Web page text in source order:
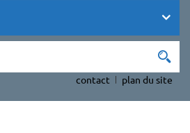
contact plan du site